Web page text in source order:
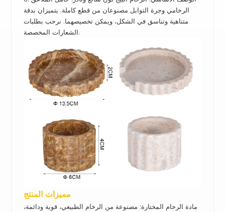
الرخامي وجرة التوابل مصنوعان من قطع كاملة. يتميزان بدقة
متناهية وتناسق في الشكل، ويمكن تخصيصهما. نرحب بطلبات
الشعارات المخصصة.
مميزات المنتج
مادة الرخام المختارة: مصنوعة من الرخام الطبيعي، قوية ودائمة،